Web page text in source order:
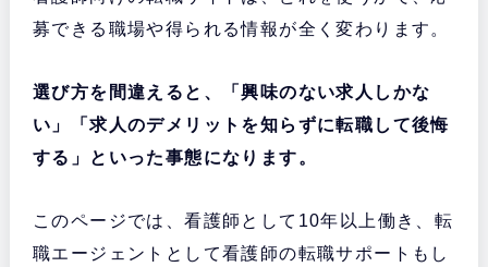
募できる職場や得られる情報が全く変わります。
選び方を間違えると、「興味のない求人しかな
い」「求人のデメリットを知らずに転職して後悔
する」といった事態になります。
このページでは、看護師として10年以上働き、転
職エージェントとして看護師の転職サポートもし